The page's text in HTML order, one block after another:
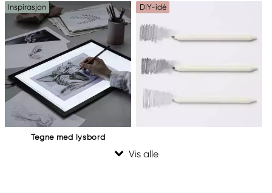
Inspirasjon
Tegne med lysbord
DIY-idé